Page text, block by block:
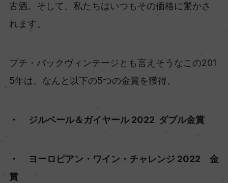
古酒。そして、私たちはいつもその価格に驚かさ
れます。
プチ・バックヴィンテージとも言えそうなこの201
5年は、なんと以下の5つの金賞を獲得。
・ ジルベール＆ガイヤール 2022 ダブル金賞
・ ヨーロピアン・ワイン・チャレンジ 2022 金
賞